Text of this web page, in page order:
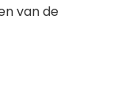
van de